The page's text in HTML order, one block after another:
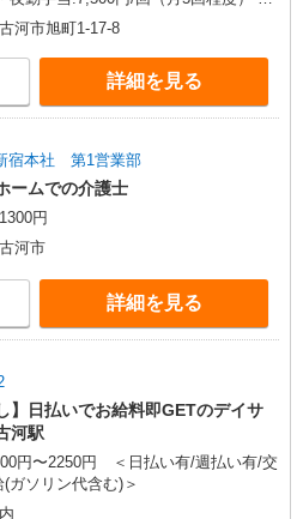
・経験等による
河市旭町1-17-8
詳細を見る
宿本社 第1営業部
ームでの介護士
円
河市
詳細を見る
】日払いでお給料即GETのデイサ
河駅
円〜2250円 ＜日払い有/週払い有/交
ガソリン代含む)＞